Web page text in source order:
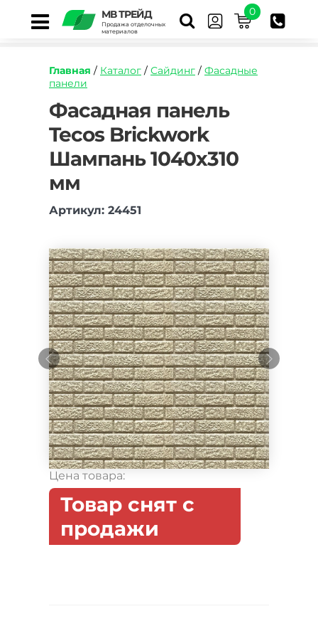
МВ ТРЕЙД
Продажа отделочных
материалов
0
Главная / Каталог / Сайдинг / Фасадные
панели
https://mvtrade.ru/images/id/normal/
panel-
tecos-
brickwork-
shampan-
Фасадная панель
Tecos Brickwork
Шампань 1040х310
мм
Артикул: 24451
Цена товара:
Товар снят с
продажи